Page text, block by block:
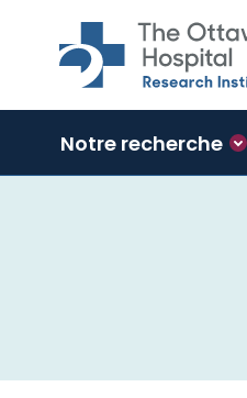
Skip to main content
Notre recherche